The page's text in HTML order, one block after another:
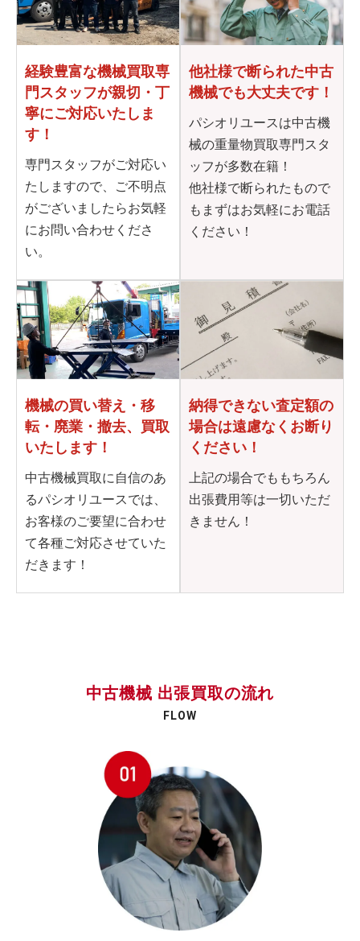
経験豊富な機械買取専
門スタッフが親切・丁
寧にご対応いたしま
す！
専門スタッフがご対応い
たしますので、ご不明点
がございましたらお気軽
にお問い合わせくださ
い。
他社様で断られた中古
機械でも大丈夫です！
パシオリユースは中古機
械の重量物買取専門スタ
ッフが多数在籍！
他社様で断られたもので
もまずはお気軽にお電話
ください！
機械の買い替え・移
転・ 廃業・撤去、買取
いたします！
中古機械買取に自信のあ
るパシオリユースでは、
お客様のご要望に合わせ
て各種ご対応させていた
だきます！
納得できない査定額の
場合は遠慮なくお断り
ください！
上記の場合でももちろん
出張費用等は一切いただ
きません！
中古機械 出張買取の流れ
FLOW